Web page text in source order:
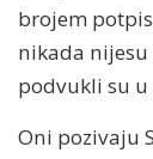
brojem
nikada
podvukli su u
Oni pozivaju